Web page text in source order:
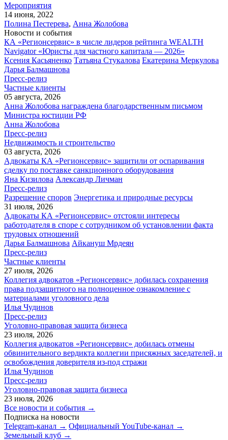
Мероприятия
14 июня, 2022
Полина Пестерева, Анна Жолобова
Новости и события
КА «Регионсервис» в числе лидеров рейтинга WEALTH
Navigator «Юристы для частного капитала — 2026»
Ксения Касьяненко Татьяна Стукалова Екатерина Меркулова
Дарья Балмашнова
Пресс-релиз
Частные клиенты
05 августа, 2026
Анна Жолобова награждена благодарственным письмом
Министра юстиции РФ
Анна Жолобова
Пресс-релиз
Недвижимость и строительство
03 августа, 2026
Адвокаты КА «Регионсервис» защитили от оспаривания
сделку по поставке санкционного оборудования
Яна Кизилова Александр Личман
Пресс-релиз
Разрешение споров Энергетика и природные ресурсы
31 июля, 2026
Адвокаты КА «Регионсервис» отстояли интересы
работодателя в споре с сотрудником об установлении факта
трудовых отношений
Дарья Балмашнова Айкануш Мрдеян
Пресс-релиз
Частные клиенты
27 июля, 2026
Коллегия адвокатов «Регионсервис» добилась сохранения
права подзащитного на полноценное ознакомление с
материалами уголовного дела
Илья Чудинов
Пресс-релиз
Уголовно-правовая защита бизнеса
23 июля, 2026
Коллегия адвокатов «Регионсервис» добилась отмены
обвинительного вердикта коллегии присяжных заседателей, и
освобождения доверителя из-под стражи
Илья Чудинов
Пресс-релиз
Уголовно-правовая защита бизнеса
23 июля, 2026
Все новости и события →
Подписка на новости
Telegram-канал → Официальный YouTube-канал →
Земельный клуб →